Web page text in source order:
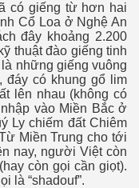
có giếng từ hơn hai
Cổ Loa ở Nghệ An
đây khoảng 2.200
thuật đào giếng tinh
những giếng vuông
đáy có khung gổ lim
lên nhau (không có
vào Miền Bắc ở
Ly chiếm đất Chiêm
Miền Trung cho tới
nay, người Việt còn
còn gọi cần giọt).
là “shadouf”.